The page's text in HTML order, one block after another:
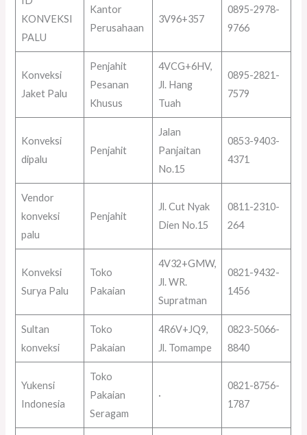
KONVEKSI
PALU
Kantor
Perusahaan
3V96+357
0895-2978-
9766
Konveksi
Jaket Palu
Penjahit
Pesanan
Khusus
4VCG+6HV,
Jl. Hang
Tuah
0895-2821-
7579
Konveksi
dipalu
Penjahit
Jalan
Panjaitan
No.15
0853-9403-
4371
Vendor
konveksi
palu
Penjahit
Jl. Cut Nyak
Dien No.15
0811-2310-
264
Konveksi
Surya Palu
Toko
Pakaian
4V32+GMW,
Jl. WR.
Supratman
0821-9432-
1456
Sultan
konveksi
Toko
Pakaian
4R6V+JQ9,
Jl. Tomampe
0823-5066-
8840
Yukensi
Indonesia
Toko
Pakaian
Seragam
·
0821-8756-
1787